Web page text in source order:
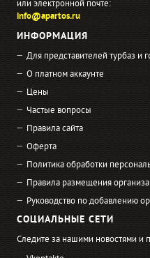
или электронной почте:
info@apartos.ru
ИНФОРМАЦИЯ
Для представителей турбаз и
О платном аккаунте
Цены
Частые вопросы
Правила сайта
Оферта
Политика обработки
Правила размещения
Руководство по добавлению
СОЦИАЛЬНЫЕ СЕТИ
Следите за нашими новостями и